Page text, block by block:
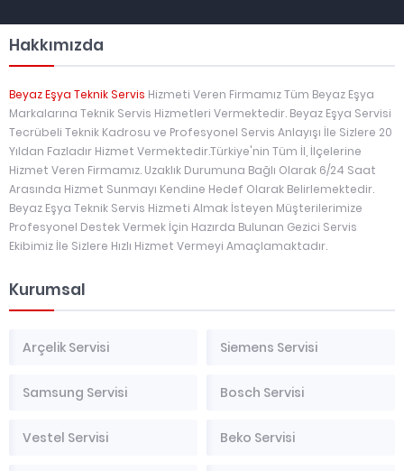
Hakkımızda
Beyaz Eşya Teknik Servis Hizmeti Veren Firmamız Tüm Beyaz Eşya
Markalarına Teknik Servis Hizmetleri Vermektedir. Beyaz Eşya Servisi
Tecrübeli Teknik Kadrosu ve Profesyonel Servis Anlayışı İle Sizlere 20
Yıldan Fazladır Hizmet Vermektedir.Türkiye'nin Tüm İl, İlçelerine
Hizmet Veren Firmamız. Uzaklık Durumuna Bağlı Olarak 6/24 Saat
Arasında Hizmet Sunmayı Kendine Hedef Olarak Belirlemektedir.
Beyaz Eşya Teknik Servis Hizmeti Almak İsteyen Müşterilerimize
Profesyonel Destek Vermek İçin Hazırda Bulunan Gezici Servis
Ekibimiz İle Sizlere Hızlı Hizmet Vermeyi Amaçlamaktadır.
Kurumsal
Arçelik Servisi Siemens Servisi
Samsung Servisi Bosch Servisi
Vestel Servisi Beko Servisi